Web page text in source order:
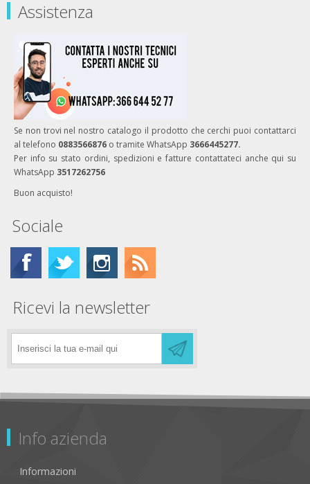
Assistenza
Se non trovi nel nostro catalogo il prodotto che cerchi puoi contattarci
al telefono 0883566876 o tramite WhatsApp 3666445277.
Per info su stato ordini, spedizioni e fatture contattateci anche qui su
WhatsApp 3517262756
Buon acquisto!
Sociale
Ricevi la newsletter
Info azienda
Informazioni